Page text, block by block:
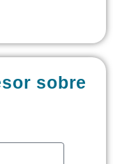
sobre